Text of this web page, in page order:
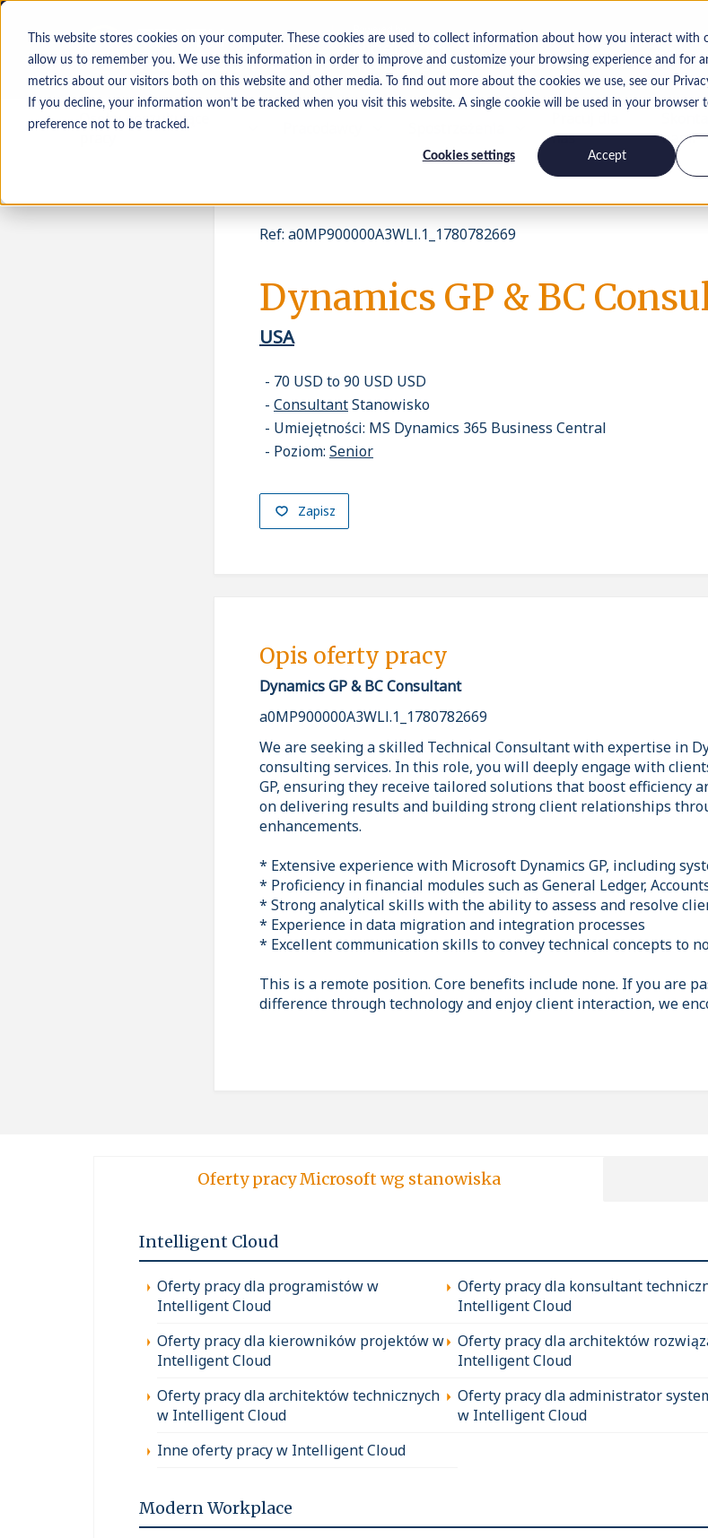
This website stores cookies on your computer. These cookies are used to collect information about how you interact with
allow us to remember you. We use this information in order to improve and customize your browsing experience and for
metrics about our visitors both on this website and other media. To find out more about the cookies we use, see our
If you decline, your information won’t be tracked when you visit this website. A single cookie will be used in your browser
preference not to be tracked.
Cookies settings Accept
Osoby poszukujące
nas
nami
Ref: a0MP900000A3WLl.1_1780782669
Dynamics GP & BC
USA
70 USD to 90 USD USD
ConsultantStanowisko
Umiejętności: MS Dynamics 365 Business Central
Poziom: Senior
Zapisz
Opis oferty pracy
Dynamics GP & BC Consultant
a0MP900000A3WLl.1_1780782669
We are seeking a skilled Technical Consultant with expertise in
consulting services. In this role, you will deeply engage with
GP, ensuring they receive tailored solutions that boost efficiency
on delivering results and building strong client relationships
enhancements.
* Extensive experience with Microsoft Dynamics GP, including
* Proficiency in financial modules such as General Ledger,
* Strong analytical skills with the ability to assess and resolve
* Experience in data migration and integration processes
* Excellent communication skills to convey technical concepts to
This is a remote position. Core benefits include none. If you are
difference through technology and enjoy client interaction, we
Oferty pracy Microsoft wg stanowiska
Intelligent Cloud
Oferty pracy dla programistów w
Intelligent Cloud
Oferty pracy dla konsultant
Intelligent Cloud
Oferty pracy dla kierowników projektów w
Intelligent Cloud
Oferty pracy dla architektów
Intelligent Cloud
Oferty pracy dla architektów technicznych
w Intelligent Cloud
Oferty pracy dla administrator
w Intelligent Cloud
Inne oferty pracy w Intelligent Cloud
Modern Workplace